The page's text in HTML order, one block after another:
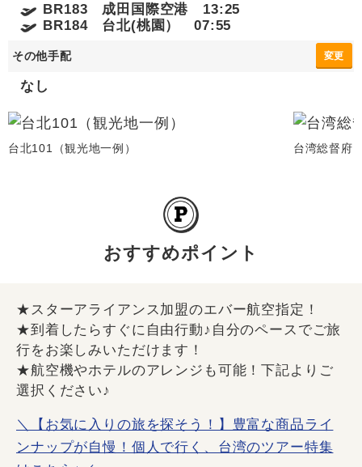
BR183 成田国際空港 13:25
BR184 台北(桃園） 07:55
その他手配 変更
なし
台北101（観光地一例） 台湾総督府
おすすめポイント
★スターアライアンス加盟のエバー航空指定！
★到着したらすぐに自由行動♪自分のペースでご旅
行をお楽しみいただけます！
★航空機やホテルのアレンジも可能！下記よりご
選択ください♪
＼【お気に入りの旅を探そう！】豊富な商品ライ
ンナップが自慢！個人で行く、台湾のツアー特集